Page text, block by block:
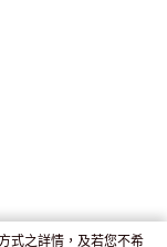
7天內取。逾期後
式之詳情，及若您不希